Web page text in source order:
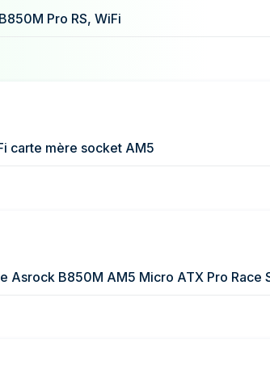
139 €
Pro RS, WiFi
carte mère socket AM5
Asrock B850M AM5 Micro ATX Pro Race